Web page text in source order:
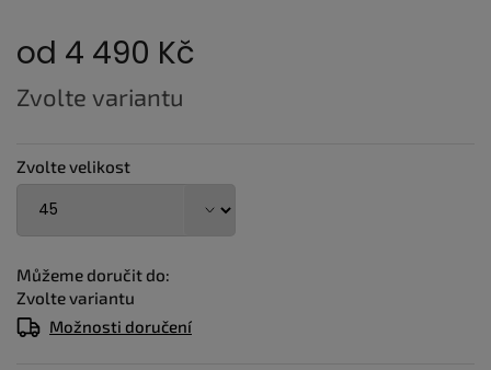
od 4 490 Kč
Měrná
cena:
Zvolte variantu
Zvolte velikost
Můžeme doručit do:
Zvolte variantu
Možnosti doručení